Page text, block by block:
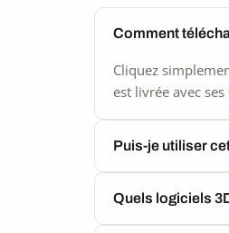
Comment
Cliquez
est livrée avec
Puis-je utiliser
Quels logiciels